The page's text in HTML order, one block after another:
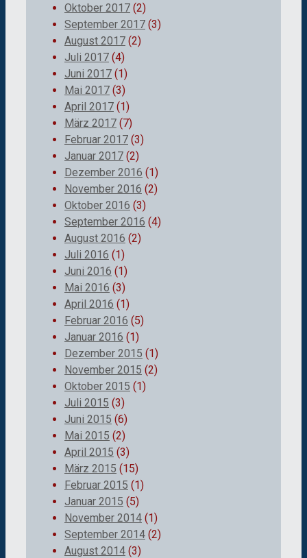
Oktober 2017 (2)
September 2017 (3)
August 2017 (2)
Juli 2017 (4)
Juni 2017 (1)
Mai 2017 (3)
April 2017 (1)
März 2017 (7)
Februar 2017 (3)
Januar 2017 (2)
Dezember 2016 (1)
November 2016 (2)
Oktober 2016 (3)
September 2016 (4)
August 2016 (2)
Juli 2016 (1)
Juni 2016 (1)
Mai 2016 (3)
April 2016 (1)
Februar 2016 (5)
Januar 2016 (1)
Dezember 2015 (1)
November 2015 (2)
Oktober 2015 (1)
Juli 2015 (3)
Juni 2015 (6)
Mai 2015 (2)
April 2015 (3)
März 2015 (15)
Februar 2015 (1)
Januar 2015 (5)
November 2014 (1)
September 2014 (2)
August 2014 (3)